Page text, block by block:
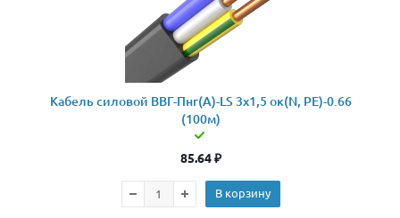
Кабель силовой ВВГ-Пнг(А)-LS 3x1,5 ок(N, PE)-0.66
(100м)
85.64₽
В корзину